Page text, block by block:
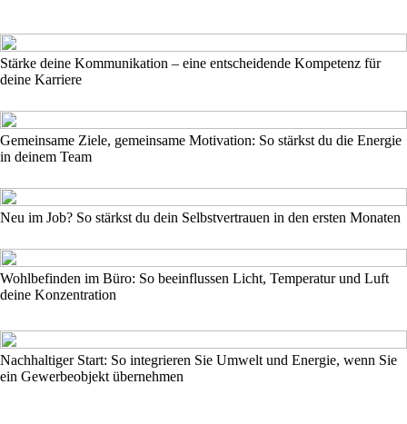
Stärke deine Kommunikation – eine entscheidende Kompetenz für
deine Karriere
Gemeinsame Ziele, gemeinsame Motivation: So stärkst du die Energie
in deinem Team
Neu im Job? So stärkst du dein Selbstvertrauen in den ersten Monaten
Wohlbefinden im Büro: So beeinflussen Licht, Temperatur und Luft
deine Konzentration
Nachhaltiger Start: So integrieren Sie Umwelt und Energie, wenn Sie
ein Gewerbeobjekt übernehmen